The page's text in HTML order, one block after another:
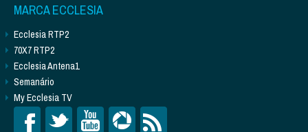
MARCA ECCLESIA
Ecclesia RTP2
70X7 RTP2
Ecclesia Antena1
Semanário
My Ecclesia TV